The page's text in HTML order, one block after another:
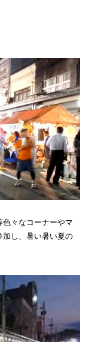
々なコーナーやマ
加し、暑い暑い夏の